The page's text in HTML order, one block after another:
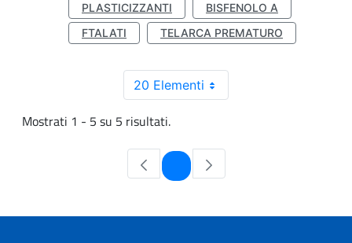
PLASTICIZZANTI
BISFENOLO A
FTALATI
TELARCA PREMATURO
20 Elementi
Mostrati 1 - 5 su 5 risultati.
Pagina